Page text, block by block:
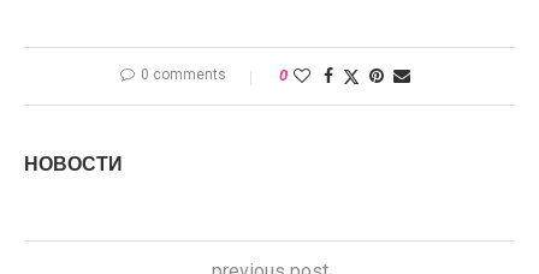
0 comments 0
НОВОСТИ